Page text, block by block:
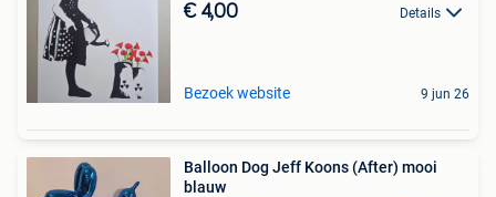
€ 4,00 Details
Bezoek website 9 jun 26
Balloon Dog Jeff Koons (After) mooi
blauw